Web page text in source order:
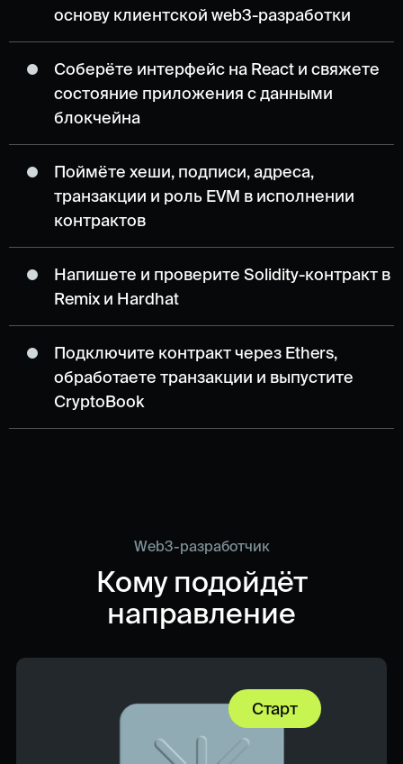
основу клиентской web3-разработки
Соберёте интерфейс на React и свяжете
состояние приложения с данными
блокчейна
Поймёте хеши, подписи, адреса,
транзакции и роль EVM в исполнении
контрактов
Напишете и проверите Solidity-контракт в
Remix и Hardhat
Подключите контракт через Ethers,
обработаете транзакции и выпустите
CryptoBook
Web3-разработчик
Кому подойдёт
направление
Старт